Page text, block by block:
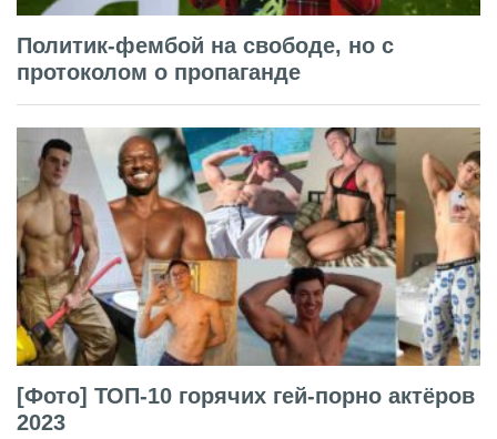
Политик-фембой на свободе, но с
протоколом о пропаганде
[Фото] ТОП-10 горячих гей-порно актёров
2023